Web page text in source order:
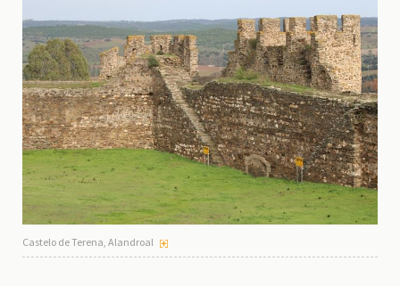
Castelo de Terena, Alandroal